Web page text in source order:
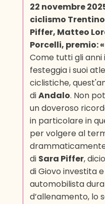
22 novembre
ciclismo
Piffer, Matteo
Porcelli, premio:
Come tutti gli
festeggia i suoi
ciclistiche,
diAndalo. Non
un doveroso
in particolare in
per volgere al
di Sara Piffer,
di Giovo investita
automobilista
d’allenamento, lo